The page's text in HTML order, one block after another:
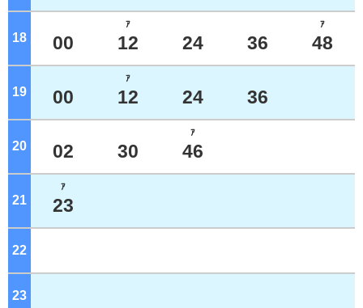
18 00
ｱ
12 24 36
ｱ
48
19 00
ｱ
12 24 36
20 02 30
ｱ
46
21
ｱ
23
22
23